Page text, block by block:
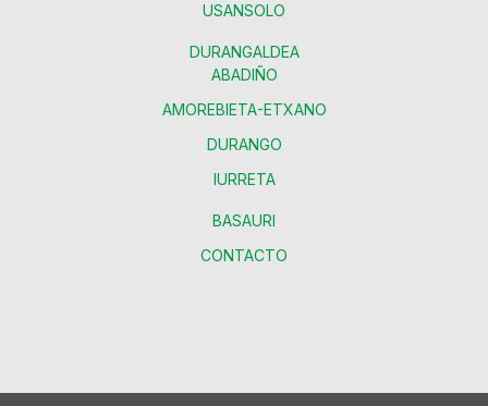
USANSOLO
DURANGALDEA
ABADIÑO
AMOREBIETA-ETXANO
DURANGO
IURRETA
BASAURI
CONTACTO